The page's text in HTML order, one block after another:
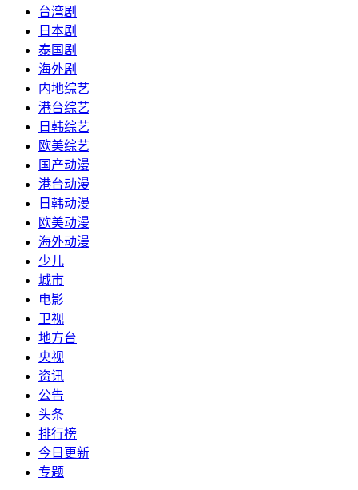
台湾剧
日本剧
泰国剧
海外剧
内地综艺
港台综艺
日韩综艺
欧美综艺
国产动漫
港台动漫
日韩动漫
欧美动漫
海外动漫
少儿
城市
电影
卫视
地方台
央视
资讯
公告
头条
排行榜
今日更新
专题